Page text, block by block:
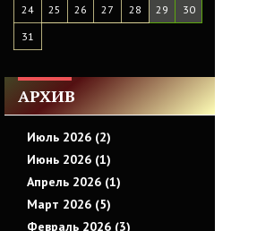
24
25 26 27 28 29
30
31
АРХИВ
Июль 2026 (2)
Июнь 2026 (1)
Апрель 2026 (1)
Март 2026 (5)
Февраль 2026 (3)